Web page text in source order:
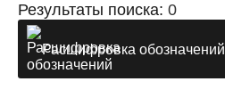
Результаты поиска: 0
Расшифровка обозначений